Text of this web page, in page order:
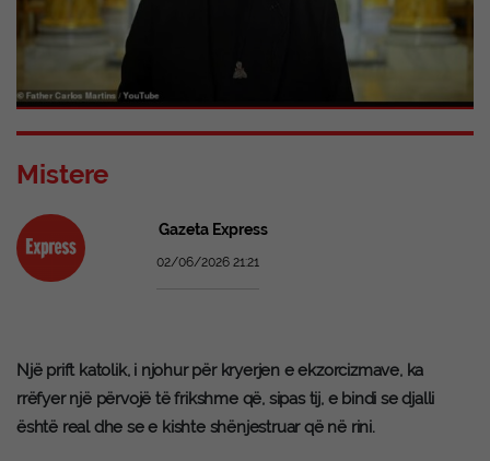
Mistere
Gazeta Express
02/06/2026 21:21
Një prift katolik, i njohur për kryerjen e ekzorcizmave, ka
rrëfyer një përvojë të frikshme që, sipas tij, e bindi se djalli
është real dhe se e kishte shënjestruar që në rini.